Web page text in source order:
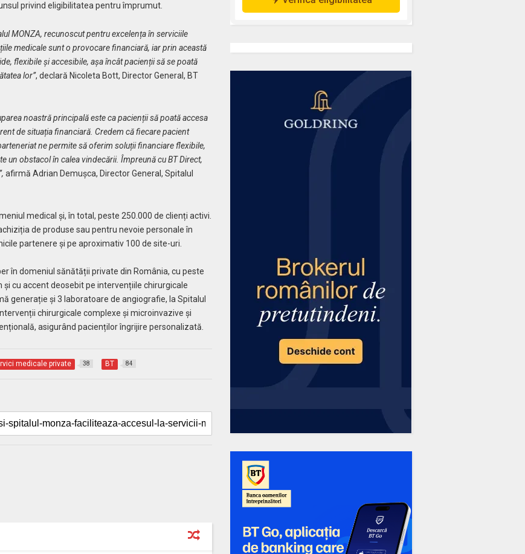
privind eligibilitatea pentru împrumut.
MONZA, recunoscut pentru excelența în serviciile
medicale sunt o provocare financiară, iar prin această
flexibile și accesibile, așa încât pacienții să se poată
lor”, declară Nicoleta Bott, Director General, BT
noastră principală este ca pacienții să poată accesa
de situația financiară. Credem că fiecare pacient
ne permite să oferim soluții financiare flexibile,
un obstacol în calea vindecării. Împreună cu BT Direct,
afirmă Adrian Demușca, Director General, Spitalul
medical și, în total, peste 250.000 de clienți activi.
de produse sau pentru nevoie personale în
partenere și pe aproximativ 100 de site-uri.
în domeniul sănătății private din România, cu peste
cu accent deosebit pe intervențiile chirurgicale
generație și 3 laboratoare de angiografie, la Spitalul
chirurgicale complexe și microinvazive și
asigurând pacienților îngrijire personalizată.
medicale private 38 BT 84